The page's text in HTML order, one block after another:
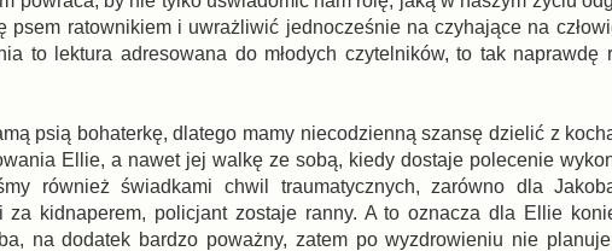
psem ratownikiem i uwrażliwić jednocześnie na czyhające na
to lektura adresowana do młodych czytelników, to tak naprawdę
psią bohaterkę, dlatego mamy niecodzienną szansę dzielić z
Ellie, a nawet jej walkę ze sobą, kiedy dostaje polecenie
również świadkami chwil traumatycznych, zarówno dla
za kidnaperem, policjant zostaje ranny. A to oznacza dla Ellie
na dodatek bardzo poważny, zatem po wyzdrowieniu nie